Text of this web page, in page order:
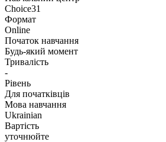
Choice31
Формат
Online
Початок навчання
Будь-який момент
Тривалість
-
Рівень
Для початківців
Мова навчання
Ukrainian
Вартість
уточнюйте